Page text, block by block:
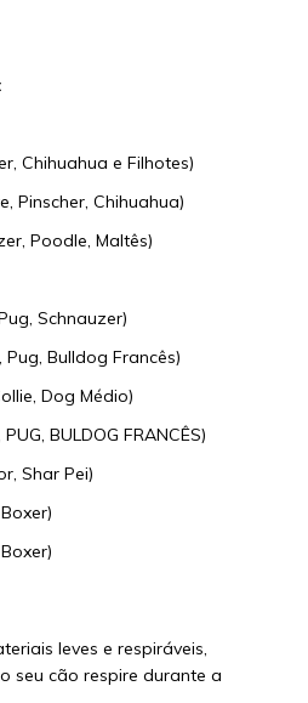
Chihuahua e Filhotes)
Pinscher, Chihuahua)
Poodle, Maltês)
Schnauzer)
Bulldog Francês)
Dog Médio)
BULDOG FRANCÊS)
Shar Pei)
leves e respiráveis,
seu cão respire durante a